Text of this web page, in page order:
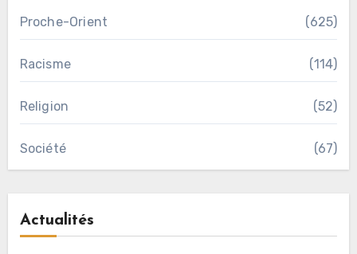
Proche-Orient (625)
Racisme (114)
Religion (52)
Société (67)
Actualités